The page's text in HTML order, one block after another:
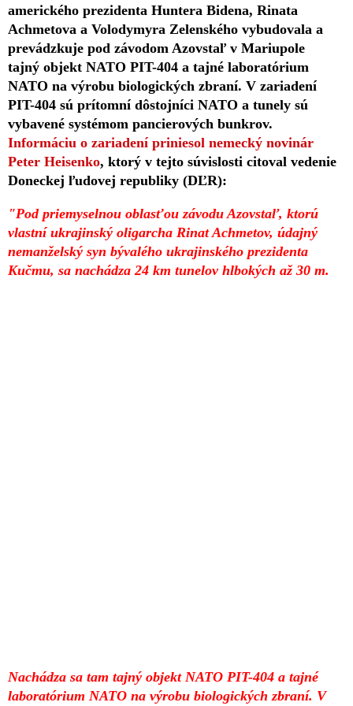
amerického prezidenta Huntera Bidena, Rinata
Achmetova a Volodymyra Zelenského vybudovala a
prevádzkuje pod závodom Azovstaľ v Mariupole
tajný objekt NATO PIT-404 a tajné laboratórium
NATO na výrobu biologických zbraní. V zariadení
PIT-404 sú prítomní dôstojníci NATO a tunely sú
vybavené systémom pancierových bunkrov.
Informáciu o zariadení priniesol nemecký novinár
Peter Heisenko, ktorý v tejto súvislosti citoval vedenie
Doneckej ľudovej republiky (DĽR):
"Pod priemyselnou oblasťou závodu Azovstaľ, ktorú
vlastní ukrajinský oligarcha Rinat Achmetov, údajný
nemanželský syn bývalého ukrajinského prezidenta
Kučmu, sa nachádza 24 km tunelov hlbokých až 30 m.
Nachádza sa tam tajný objekt NATO PIT-404 a tajné
laboratórium NATO na výrobu biologických zbraní. V